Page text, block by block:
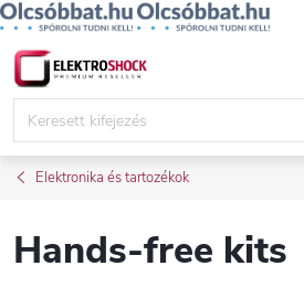
Ugrás
Elektronika és tartozékok
Hands-free kits